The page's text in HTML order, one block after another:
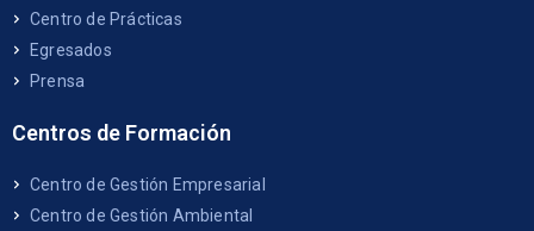
Centro de Prácticas
Egresados
Prensa
Centros de Formación
Centro de Gestión Empresarial
Centro de Gestión Ambiental